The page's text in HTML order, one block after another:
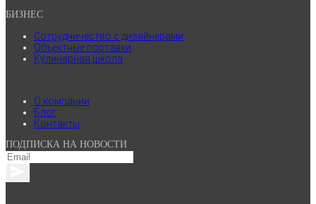
БИЗНЕС
Сотрудничество с дизайнерами
Объектные поставки
Кулинарная школа
О компании
Блог
Контакты
ПОДПИСКА НА НОВОСТИ